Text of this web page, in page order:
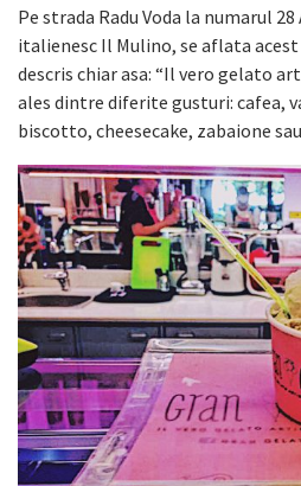
Pe strada Radu Voda la numarul
italienesc Il Mulino, se aflata
descris chiar asa: “Il vero gelato
ales dintre diferite gusturi: cafea,
biscotto, cheesecake, zabaione